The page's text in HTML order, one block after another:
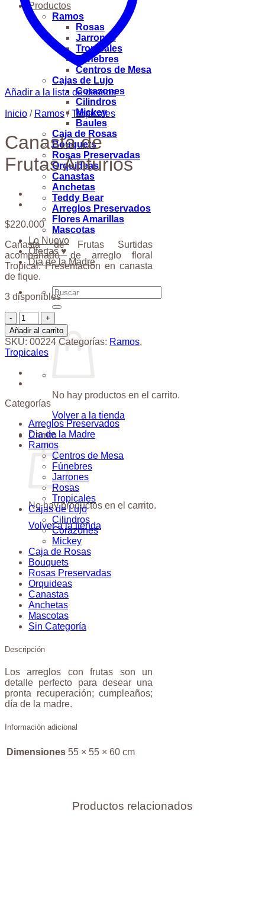
Productos
Ramos
Rosas
Jarrones
Tropicales
Fúnebres
Centros de Mesa
Cajas de Lujo
Corazones
Cilindros
Mickey
Baules
Caja de Rosas
Bouquets
Rosas Preservadas
Orquideas
Canastas
Anchetas
Teddy Bear
Arreglos Preservados
Flores Amarillas
Mascotas
Lo Nuevo
Ofertas ♥
Dia de la Madre
Buscar
por:
$0
No hay productos en el carrito.
Volver a la tienda
Carrito
No hay productos en el carrito.
Volver a la tienda
Añadir a la lista de deseos
Inicio / Ramos / Tropicales
Canasta de
Frutas Anturios
$220.000
Canasta de Frutas Surtidas
acompañado de arreglo floral
Tropical. Presentación en canasta
de fique.
3 disponibles
Canasta
de
Frutas
Anturios
cantidad
Añadir al carrito
SKU: 00224 Categorías: Ramos,
Tropicales
Categorías
Arreglos Preservados
Dia de la Madre
Ramos
Centros de Mesa
Fúnebres
Jarrones
Rosas
Tropicales
Cajas de Lujo
Cilindros
Corazones
Mickey
Caja de Rosas
Bouquets
Rosas Preservadas
Orquideas
Canastas
Anchetas
Mascotas
Sin Categoría
Descripción
Los arreglos con frutas son un
detalle perfecto para desear una
pronta recuperación; cumpleaños;
día de la madre.
Información adicional
Dimensiones 55 × 55 × 60 cm
Productos relacionados